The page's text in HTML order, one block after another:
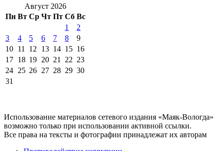
Август 2026
Пн Вт Ср Чт Пт Сб Вс
1
2
3
4 5 6 7 8
9
10 11 12 13 14 15 16
17 18 19 20 21 22 23
24 25 26 27 28 29 30
31
Использование материалов сетевого издания «Маяк-Вологда»
возможно только при использовании активной ссылки.
Все права на тексты и фотографии принадлежат их авторам